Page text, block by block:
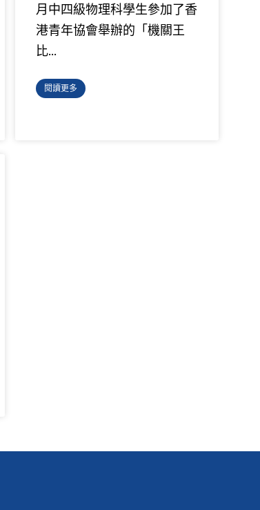
月中四級物理科學生參加了香
港青年協會舉辦的「機關王
比…
閱讀更多